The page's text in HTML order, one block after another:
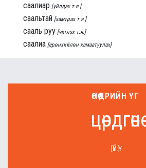
саалиар [үйлдэх т.я.]
саальтай [хамтрах т.я.]
сааль руу [чиглэх т.я.]
саалиа [ерөнхийлөн хамаатуулах]
ӨНӨӨДРИЙН ҮГ
цөрдгөнө
[ҮЙ.Ү]